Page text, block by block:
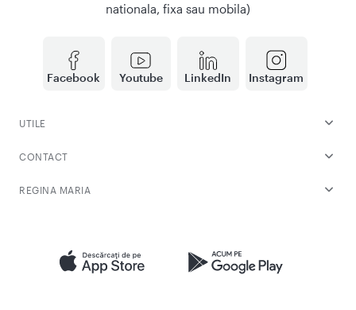
Facebook Youtube LinkedIn Instagram
nationala, fixa sau mobila)
UTILE
CONTACT
REGINA MARIA